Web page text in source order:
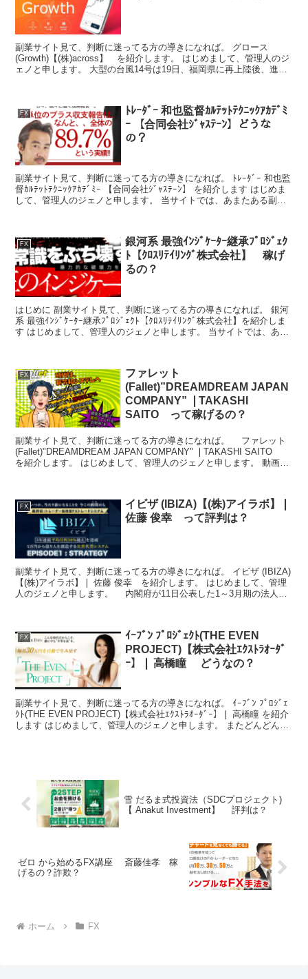
副業サイト見て、判断に迷ってる方の導きになれば。 グロース
(Growth)【(株)across】 を紹介します。 はじめまして、管理人のジ
ェノと申します。 大型の台風14号は19日、福岡県に再上陸後、進路
FX
ﾄﾚｰﾀﾞｰ 和也監督ｶﾙﾃｯﾄﾃｸﾆｯｸｱｶﾃﾞﾐ
ｰ 【合同会社ｼﾞｬｽﾃｰﾝ】どうな
の？
副業サイト見て、判断に迷ってる方の導きになれば。 ﾄﾚｰﾀﾞｰ 和也監
督ｶﾙﾃｯﾄﾃｸﾆｯｸｱｶﾃﾞﾐｰ 【合同会社ｼﾞｬｽﾃｰﾝ】 を紹介します はじめま
して、管理人のジェノと申します。 当サイトでは、あまたある副
FX
銀河系 最強ｲﾝｼﾞｹｰﾀｰ継承ﾌﾟﾛｼﾞｪｸ
ﾄ【ｸﾛｽﾘﾃｲﾘﾝｸﾞ株式会社】 稼げ
るの？
はじめに 副業サイト見て、判断に迷ってる方の導きになれば。 銀河
系 最強ｲﾝｼﾞｹｰﾀｰ継承ﾌﾟﾛｼﾞｪｸﾄ【ｸﾛｽﾘﾃｲﾘﾝｸﾞ株式会社】を紹介しま
す はじめまして、管理人のジェノと申します。 当サイトでは、あま
FX
ファレット
(Fallet)”DREAMDREAM JAPAN
COMPANY” ❘TAKASHI
SAITO って稼げるの？
副業サイト見て、判断に迷ってる方の導きになれば。 ファレット
(Fallet)"DREAMDREAM JAPAN COMPANY" ❘TAKASHI SAITO
を紹介します。 はじめまして、管理人のジェノと申します。 動画配
FX
イビザ (IBIZA)【(株)アイラボ】❘
佐藤 俊幸 って評判は？
副業サイト見て、判断に迷ってる方の導きになれば。 イビザ (IBIZA)
【(株)アイラボ】❘ 佐藤 俊幸 を紹介します。 はじめまして、管理
人のジェノと申します。 内閣府が11日公表した1～3月期の法人企
FX
ｲｰﾌﾞﾝ ﾌﾟﾛｼﾞｪｸﾄ(THE EVEN
PROJECT)【株式会社ｴｸｽﾄﾗｵｰﾀﾞ
ｰ】❘ 高橋瞳 どうなの？
副業サイト見て、判断に迷ってる方の導きになれば。 ｲｰﾌﾞﾝ ﾌﾟﾛｼﾞｪ
ｸﾄ(THE EVEN PROJECT)【株式会社ｴｸｽﾄﾗｵｰﾀﾞｰ】❘ 高橋瞳 を紹介
します はじめまして、管理人のジェノと申します。 またどんどんと
雪 だるま式投資法（SDCプロジェクト)
【 Anakut Investment】 評判は？
ゼロ から始めるFX講座 斎藤佳孝 稼
げるの？詐欺？
ホーム FX